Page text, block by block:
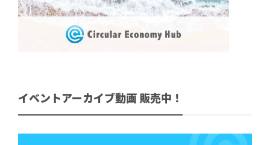
イベントアーカイブ動画 販売中！